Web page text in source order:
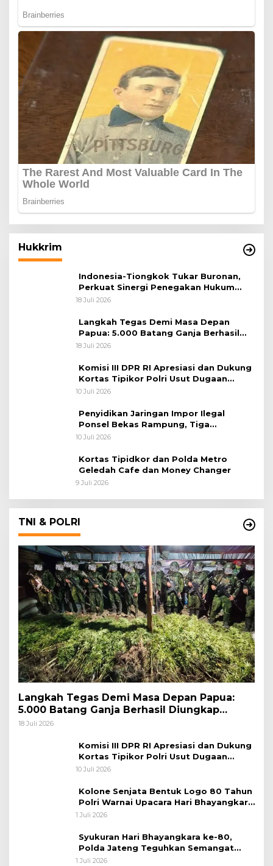
Hukkrim
Indonesia-Tiongkok Tukar Buronan,
Perkuat Sinergi Penegakan Hukum
Lintas Negara
18 Juli 2026
Langkah Tegas Demi Masa Depan
Papua: 5.000 Batang Ganja Berhasil
Diungkap Koops TNI Habema
18 Juli 2026
Komisi III DPR RI Apresiasi dan Dukung
Kortas Tipikor Polri Usut Dugaan
Korupsi Batu Bara
10 Juli 2026
Penyidikan Jaringan Impor Ilegal
Ponsel Bekas Rampung, Tiga
Tersangka Sudah P-21 dan Satu Buron
10 Juli 2026
Kortas Tipidkor dan Polda Metro
Geledah Cafe dan Money Changer
9 Juli 2026
TNI & POLRI
Langkah Tegas Demi Masa Depan Papua:
5.000 Batang Ganja Berhasil Diungkap
Koops TNI Habema
18 Juli 2026
Komisi III DPR RI Apresiasi dan Dukung
Kortas Tipikor Polri Usut Dugaan
Korupsi Batu Bara
10 Juli 2026
Kolone Senjata Bentuk Logo 80 Tahun
Polri Warnai Upacara Hari Bhayangkara
ke-80
1 Juli 2026
Syukuran Hari Bhayangkara ke-80,
Polda Jateng Teguhkan Semangat
Pengabdian dan Pererat Kebersamaan
1 Juli 2026